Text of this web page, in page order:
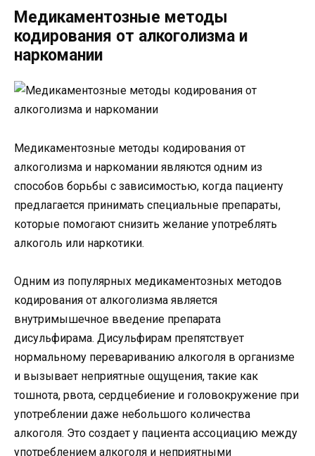
Медикаментозные методы
кодирования от алкоголизма и
наркомании
Медикаментозные методы кодирования от
алкоголизма и наркомании являются одним из
способов борьбы с зависимостью, когда пациенту
предлагается принимать специальные препараты,
которые помогают снизить желание употреблять
алкоголь или наркотики.
Одним из популярных медикаментозных методов
кодирования от алкоголизма является
внутримышечное введение препарата
дисульфирама. Дисульфирам препятствует
нормальному перевариванию алкоголя в организме
и вызывает неприятные ощущения, такие как
тошнота, рвота, сердцебиение и головокружение при
употреблении даже небольшого количества
алкоголя. Это создает у пациента ассоциацию между
употреблением алкоголя и неприятными